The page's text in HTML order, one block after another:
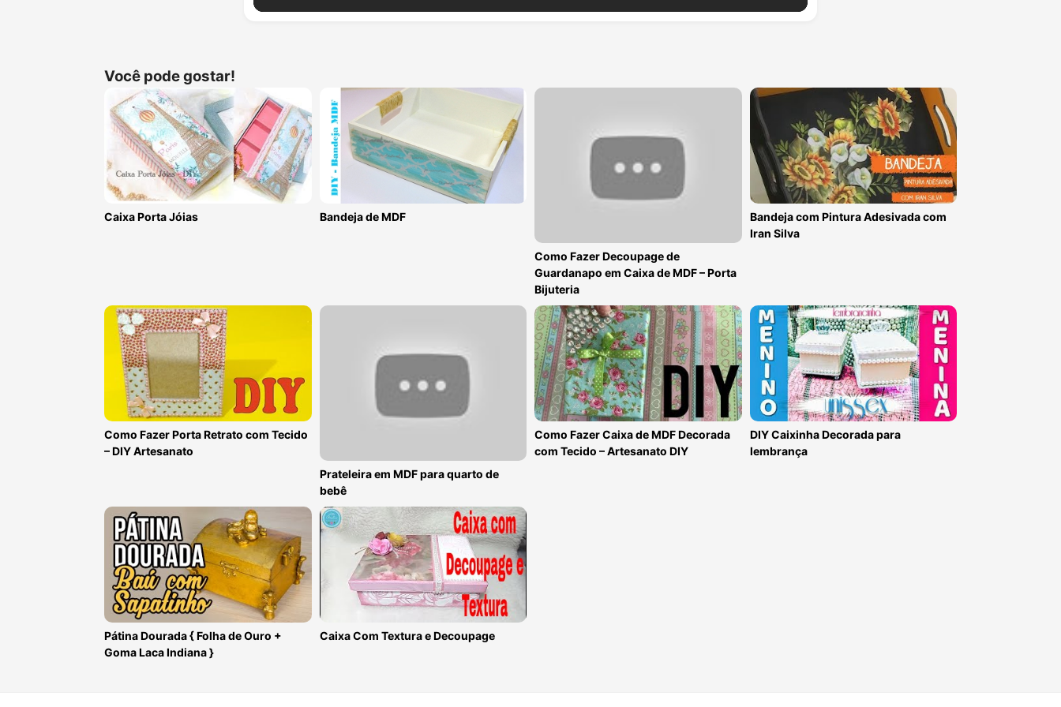
Você pode gostar!
Caixa Porta Jóias Bandeja de MDF
Como Fazer Decoupage de
Guardanapo em Caixa de MDF – Porta
Bijuteria
Bandeja com Pintura Adesivada com
Iran Silva
Como Fazer Porta Retrato com Tecido
– DIY Artesanato
Prateleira em MDF para quarto de
bebê
Como Fazer Caixa de MDF Decorada
com Tecido – Artesanato DIY
DIY Caixinha Decorada para
lembrança
Pátina Dourada { Folha de Ouro +
Goma Laca Indiana }
Caixa Com Textura e Decoupage